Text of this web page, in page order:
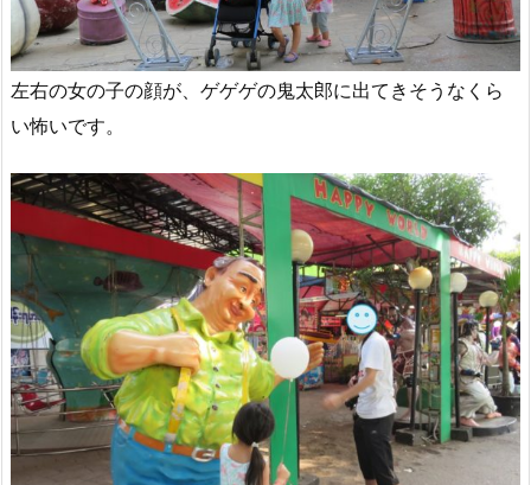
左右の女の子の顔が、ゲゲゲの鬼太郎に出てきそうなくら
い怖いです。